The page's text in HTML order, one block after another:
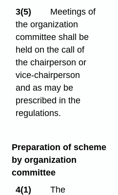
3(5)
Meetings of
the organization
committee shall be
held on the call of
the chairperson or
vice-chairperson
and as may be
prescribed in the
regulations.
Preparation of scheme
by organization
committee
4(1)
The